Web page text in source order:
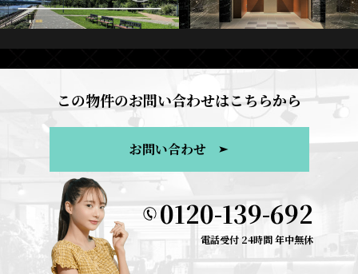
この物件のお問い合わせはこちらから
お問い合わせ
0120-139-692
電話受付 24時間 年中無休